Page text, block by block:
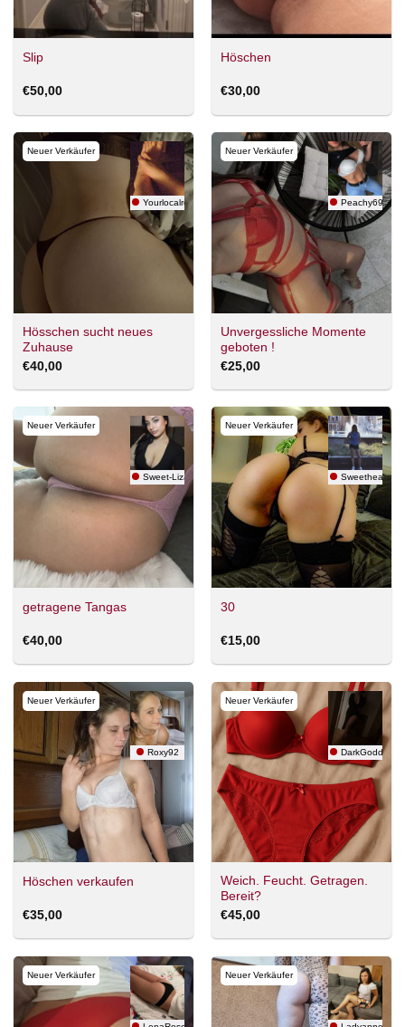
Slip
€50,00
Höschen
€30,00
Neuer Verkäufer
Yourlocalredhair
Hösschen sucht neues
Zuhause
€40,00
Neuer Verkäufer
Peachy69
Unvergessliche Momente
geboten !
€25,00
Neuer Verkäufer
Sweet-Liza
getragene Tangas
€40,00
Neuer Verkäufer
Sweetheart
30
€15,00
Neuer Verkäufer
Roxy92
Höschen verkaufen
€35,00
Neuer Verkäufer
DarkGoddess
Weich. Feucht. Getragen.
Bereit?
€45,00
Neuer Verkäufer Neuer Verkäufer